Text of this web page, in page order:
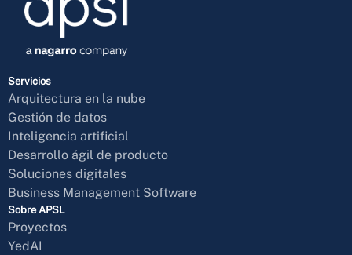
Servicios
Arquitectura en la nube
Gestión de datos
Inteligencia artificial
Desarrollo ágil de producto
Soluciones digitales
Business Management Software
Sobre APSL
Proyectos
YedAI